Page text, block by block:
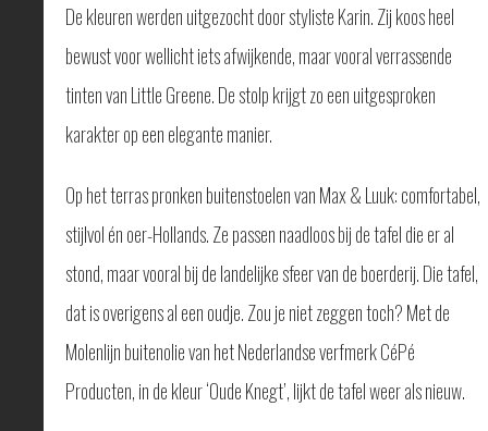
BUITENLEVEN
BENODIGDHEDEN
INTERIEURADVIES
INTERNATIONAAL
BINNENKIJKERS
NIEUWS
CONTACT
De kleuren werden uitgezocht door styliste Karin. Zij koos heel
bewust voor wellicht iets afwijkende, maar vooral verrassende
tinten van Little Greene. De stolp krijgt zo een uitgesproken
karakter op een elegante manier.
Op het terras pronken buitenstoelen van Max & Luuk: comfortabel,
stijlvol én oer-Hollands. Ze passen naadloos bij de tafel die er al
stond, maar vooral bij de landelijke sfeer van de boerderij. Die tafel,
dat is overigens al een oudje. Zou je niet zeggen toch? Met de
Molenlijn buitenolie van het Nederlandse verfmerk CéPé
Producten, in de kleur ‘Oude Knegt’, lijkt de tafel weer als nieuw.